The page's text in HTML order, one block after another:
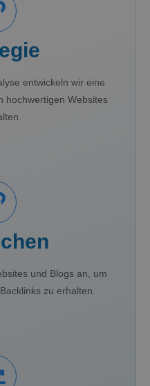
entwickeln wir eine
hochwertigen Websites
und Blogs an, um
zu erhalten.